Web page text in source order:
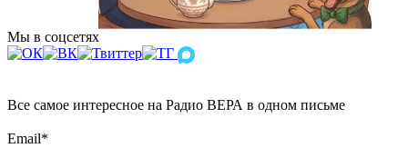
Мы в соцсетях
Все самое интересное на Радио ВЕРА в одном письме
Email*